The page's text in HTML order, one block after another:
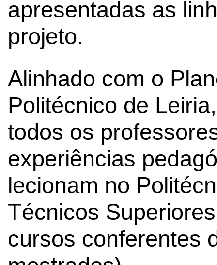
apresentadas as
projeto.
Alinhado com o
Politécnico de
todos os
experiências
lecionam no
Técnicos
cursos conferentes